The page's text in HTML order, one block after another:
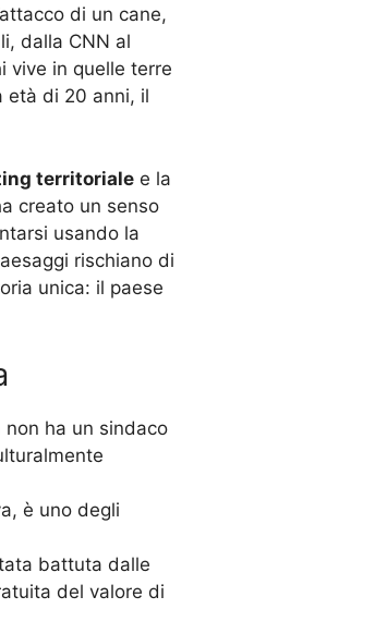
di un cane,
dalla CNN al
vive in quelle terre
età di 20 anni, il
territoriale e la
creato un senso
usando la
rischiano di
unica: il paese
non ha un sindaco
è uno degli
battuta dalle
del valore di